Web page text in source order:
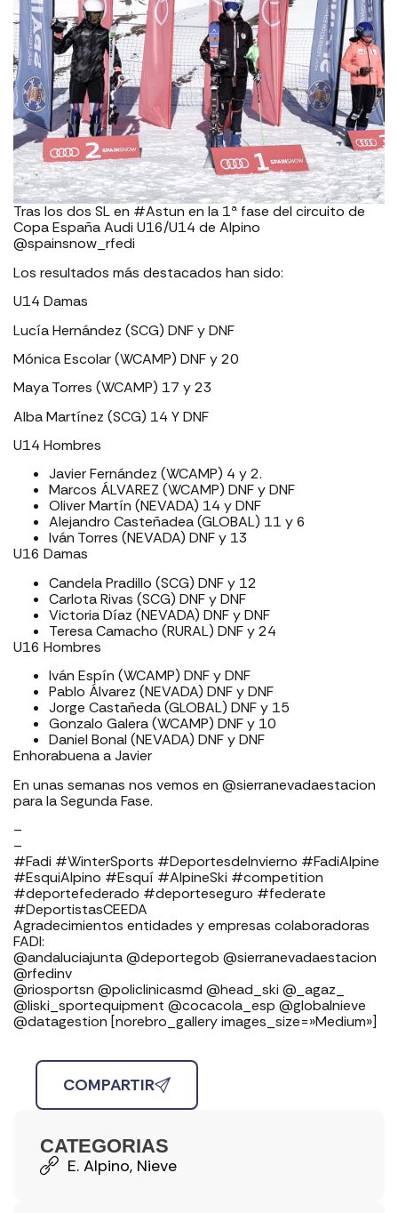
Tras los dos SL en #Astun en la 1ª fase del circuito de
Copa España Audi U16/U14 de Alpino
@spainsnow_rfedi
Los resultados más destacados han sido:
U14 Damas
Lucía Hernández (SCG) DNF y DNF
Mónica Escolar (WCAMP) DNF y 20
Maya Torres (WCAMP) 17 y 23
Alba Martínez (SCG) 14 Y DNF
U14 Hombres
Javier Fernández (WCAMP) 4 y 2.
Marcos ÁLVAREZ (WCAMP) DNF y DNF
Oliver Martín (NEVADA) 14 y DNF
Alejandro Casteñadea (GLOBAL) 11 y 6
Iván Torres (NEVADA) DNF y 13
U16 Damas
Candela Pradillo (SCG) DNF y 12
Carlota Rivas (SCG) DNF y DNF
Victoria Díaz (NEVADA) DNF y DNF
Teresa Camacho (RURAL) DNF y 24
U16 Hombres
Iván Espín (WCAMP) DNF y DNF
Pablo Álvarez (NEVADA) DNF y DNF
Jorge Castañeda (GLOBAL) DNF y 15
Gonzalo Galera (WCAMP) DNF y 10
Daniel Bonal (NEVADA) DNF y DNF
Enhorabuena a Javier
En unas semanas nos vemos en @sierranevadaestacion
para la Segunda Fase.
–
–
#Fadi #WinterSports #DeportesdeInvierno #FadiAlpine
#EsquiAlpino #Esquí #AlpineSki #competition
#deportefederado #deporteseguro #federate
#DeportistasCEEDA
Agradecimientos entidades y empresas colaboradoras
FADI: ⁣⁣⁣⁣⁣⁣⁣⁣⁣⁣⁣⁣⁣⁣⁣⁣⁣⁣
⁣⁣⁣⁣@andaluciajunta @deportegob ⁣⁣⁣@sierranevadaestacion
@rfedinv ⁣⁣⁣⁣⁣⁣⁣⁣⁣⁣⁣⁣⁣⁣⁣⁣⁣
@riosportsn @policlinicasmd @head_ski @_agaz_
@liski_sportequipment @cocacola_esp @globalnieve
@datagestion [norebro_gallery images_size=»Medium»]
COMPARTIR
CATEGORIAS
E. Alpino, Nieve